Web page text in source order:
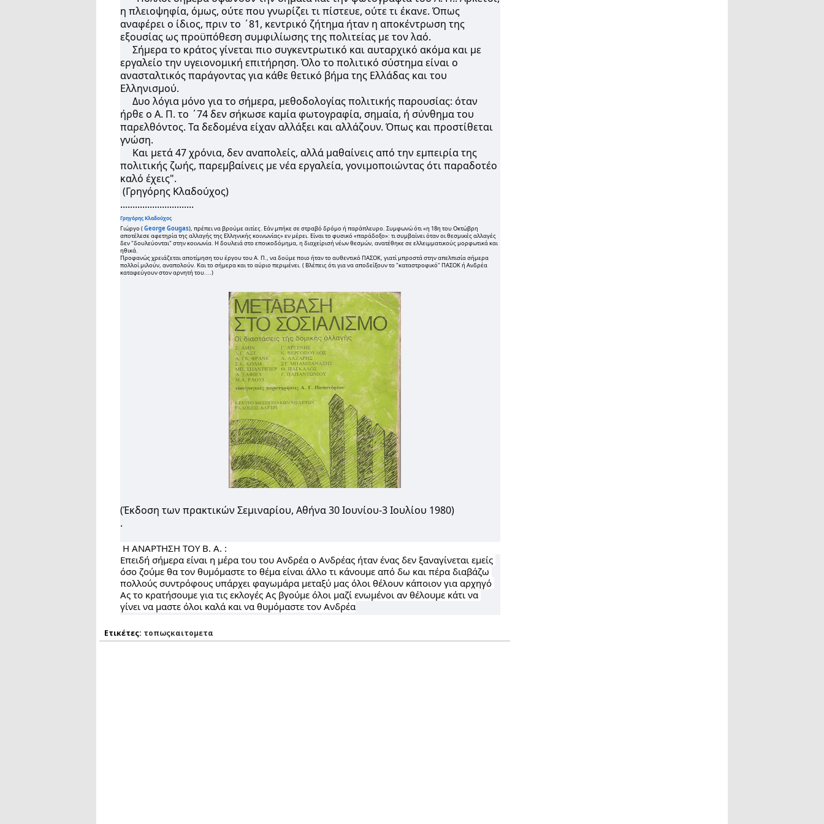
η πλειοψηφία, όμως, ούτε που γνωρίζει τι πίστευε, ούτε τι έκανε. Όπως
αναφέρει ο ίδιος, πριν το ΄81, κεντρικό ζήτημα ήταν η αποκέντρωση της
εξουσίας ως προϋπόθεση συμφιλίωσης της πολιτείας με τον λαό.
Σήμερα το κράτος γίνεται πιο συγκεντρωτικό και αυταρχικό ακόμα και με
εργαλείο την υγειονομική επιτήρηση. Όλο το πολιτικό σύστημα είναι ο
ανασταλτικός παράγοντας για κάθε θετικό βήμα της Ελλάδας και του
Ελληνισμού.
Δυο λόγια μόνο για το σήμερα, μεθοδολογίας πολιτικής παρουσίας: όταν
ήρθε ο Α. Π. το ΄74 δεν σήκωσε καμία φωτογραφία, σημαία, ή σύνθημα του
παρελθόντος. Τα δεδομένα είχαν αλλάξει και αλλάζουν. Όπως και προστίθεται
γνώση.
Και μετά 47 χρόνια, δεν αναπολείς, αλλά μαθαίνεις από την εμπειρία της
πολιτικής ζωής, παρεμβαίνεις με νέα εργαλεία, γονιμοποιώντας ότι παραδοτέο
καλό έχεις".
(Γρηγόρης Κλαδούχος)
..............................
Γρηγόρης Κλαδούχος
Γιώργο (George Gougas), πρέπει να βρούμε αιτίες. Εάν μπήκε σε στραβό δρόμο ή παράπλευρο. Συμφωνώ ότι «η 18η του Οκτώβρη
αποτέλεσε αφετηρία της αλλαγής της Ελληνικής κοινωνίας» εν μέρει. Είναι το φυσικό «παράδοξο»: τι συμβαίνει όταν οι θεσμικές αλλαγές
δεν "δουλεύονται" στην κοινωνία. H δουλειά στο εποικοδόμημα, η διαχείρισή νέων θεσμών, ανατέθηκε σε ελλειμματικούς μορφωτικά και
ηθικά.
Προφανώς χρειάζεται αποτίμηση του έργου του Α. Π., να δούμε ποιο ήταν το αυθεντικό ΠΑΣΟΚ, γιατί μπροστά στην απελπισία σήμερα
πολλοί μιλούν, αναπολούν. Και το σήμερα και το αύριο περιμένει. ( Βλέπεις ότι για να αποδείξουν το "καταστροφικό" ΠΑΣΟΚ ή Ανδρέα
καταφεύγουν στον αρνητή του....)
(Έκδοση των πρακτικών Σεμιναρίου, Αθήνα 30 Ιουνίου-3 Ιουλίου 1980)
.
Επειδή σήμερα είναι η μέρα του του Ανδρέα ο Ανδρέας ήταν ένας δεν ξαναγίνεται εμείς
όσο ζούμε θα τον θυμόμαστε το θέμα είναι άλλο τι κάνουμε από δω και πέρα διαβάζω
πολλούς συντρόφους υπάρχει φαγωμάρα μεταξύ μας όλοι θέλουν κάποιον για αρχηγό
Ας το κρατήσουμε για τις εκλογές Ας βγούμε όλοι μαζί ενωμένοι αν θέλουμε κάτι να
γίνει να μαστε όλοι καλά και να θυμόμαστε τον Ανδρέα
Ετικέτες: τοπωςκαιτομετα